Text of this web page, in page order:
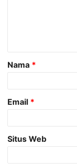
a
r
Nama *
Email *
Situs Web